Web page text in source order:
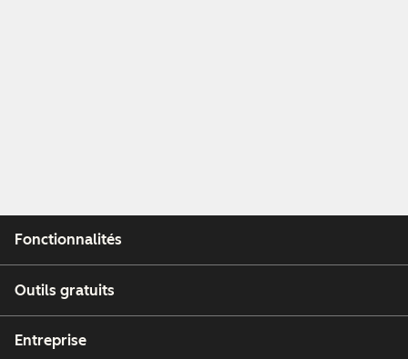
Fonctionnalités
Outils gratuits
Entreprise